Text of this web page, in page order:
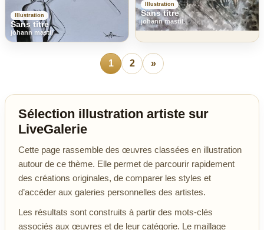
Illustration
Sans titre
johann mastil
Illustration
Sans titre
johann mastil
1 2 »
Sélection illustration artiste sur
LiveGalerie
Cette page rassemble des œuvres classées en illustration
autour de ce thème. Elle permet de parcourir rapidement
des créations originales, de comparer les styles et
d’accéder aux galeries personnelles des artistes.
Les résultats sont construits à partir des mots-clés
associés aux œuvres et de leur catégorie. Le maillage